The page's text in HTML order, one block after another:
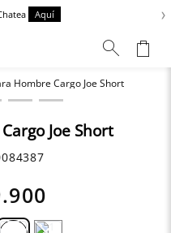
Aquí ›
Hombre Cargo Joe Short
Joe Short
.900